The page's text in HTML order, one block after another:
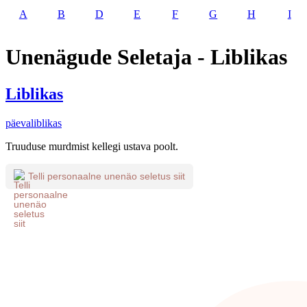
A B D E F G H I
Unenägude Seletaja - Liblikas
Liblikas
päevaliblikas
Truuduse murdmist kellegi ustava poolt.
Telli personaalne unenäo seletus siit